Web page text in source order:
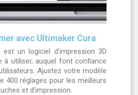
avec Ultimaker Cura
est un logiciel d'impression 3D
à utiliser, auquel font confiance
Ajustez votre modèle
400 réglages pour les meilleurs
et d'impression.